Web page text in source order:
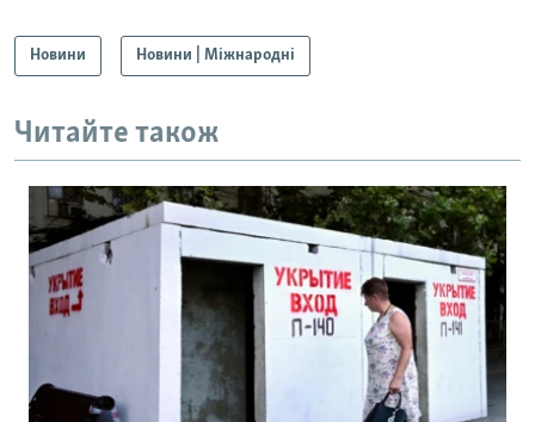
Новини Новини | Міжнародні
Читайте також